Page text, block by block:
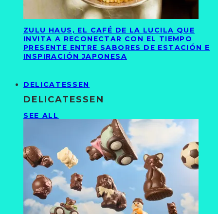
ZULU HAUS, EL CAFÉ DE LA LUCILA QUE
INVITA A RECONECTAR CON EL TIEMPO
PRESENTE ENTRE SABORES DE ESTACIÓN E
INSPIRACIÓN JAPONESA
DELICATESSEN
DELICATESSEN
SEE ALL